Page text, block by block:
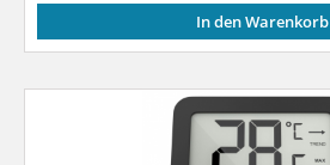
In den Warenkorb